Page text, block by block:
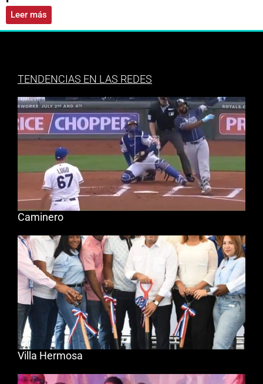
Leer más
TENDENCIAS EN LAS REDES
Caminero
Villa Hermosa